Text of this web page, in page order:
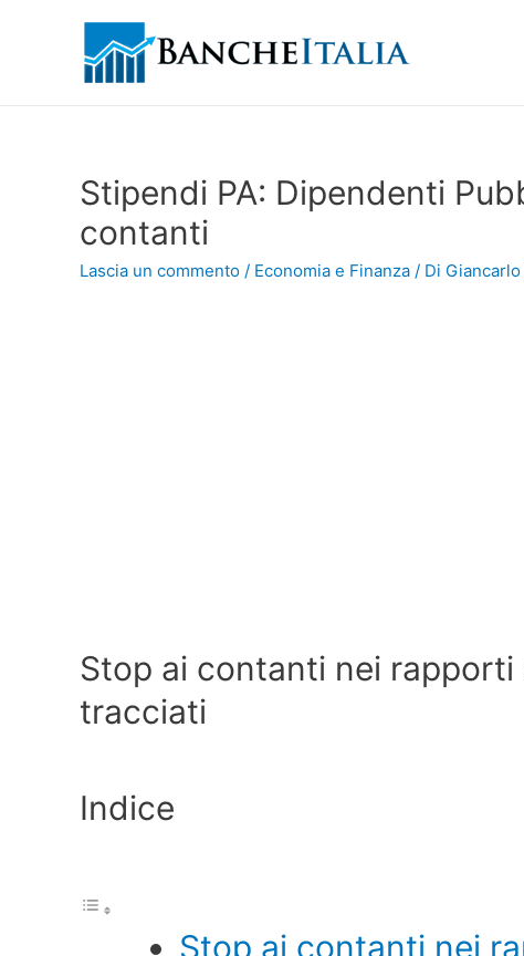
Stipendi PA: Dipendenti
contanti
Lascia un commento / Economia e Finanza / Di
Stop ai contanti nei rapporti
tracciati
Indice
Stop ai contanti nei